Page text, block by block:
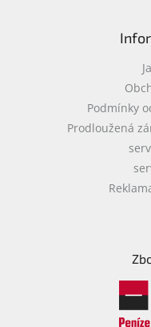
Podmínky
Prodloužená